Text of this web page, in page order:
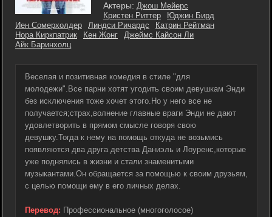
Актеры: Джош Мейерс
Кристен Риттер
Юджин Бирд
Иен Сомерхолдер
Линдси Ричардс
Катрин Рейтман
Нора Киркпатрик
Кен Жонг
Джеймс Кайсон Ли
Айк Баринхолц
Веселая и позитивная комедия в стиле "для
молодежи".Все парни хотят угодить своим девушкам Энди
без исключения тоже хочет этого.Но у него все не
получается;страх,волнение главные враги Энди не дают
удовлетворить в прямом смысле говоря свою
девушку.Тогда к нему на помощь откуда не возьмись
появляются два друга детства Даниэль и Лоуренс,которые
уже поднялись в жизни и стали знаменитыми
музыкантами.Он обращается за помощью к своим друзьям,
с целью помощи ему в его личных делах.
Перевод: Профессиональное (многоголосое)